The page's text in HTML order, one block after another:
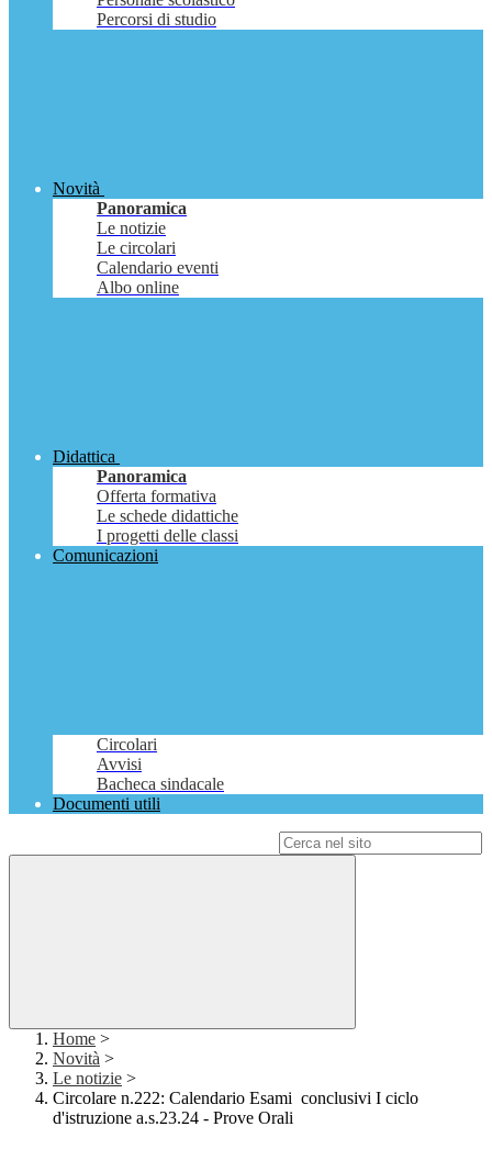
Percorsi di studio
Novità
Panoramica
Le notizie
Le circolari
Calendario eventi
Albo online
Didattica
Panoramica
Offerta formativa
Le schede didattiche
I progetti delle classi
Comunicazioni
Circolari
Avvisi
Bacheca sindacale
Documenti utili
Home >
Novità >
Le notizie >
Circolare n.222: Calendario Esami conclusivi I ciclo
d'istruzione a.s.23.24 - Prove Orali